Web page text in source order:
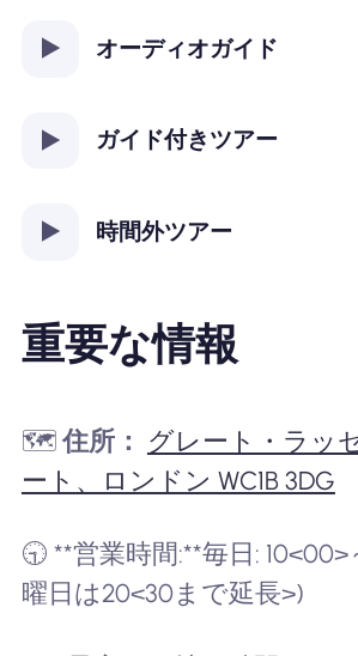
オーディオガイド
ガイド付きツアー
時間外ツアー
重要な情報
🗺️ 住所：
グレート・ラッ
ート、ロンドン WC1B 3DG
🕤 **営業時間:**毎日: 10<00>
曜日は20<30まで延長>)